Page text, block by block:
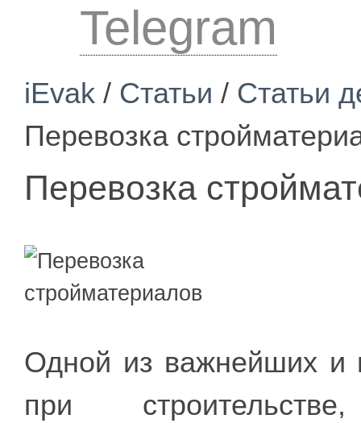
Telegram
iEvak / Статьи / Статьи
Перевозка
Перевозка
Одной из важнейших и
при